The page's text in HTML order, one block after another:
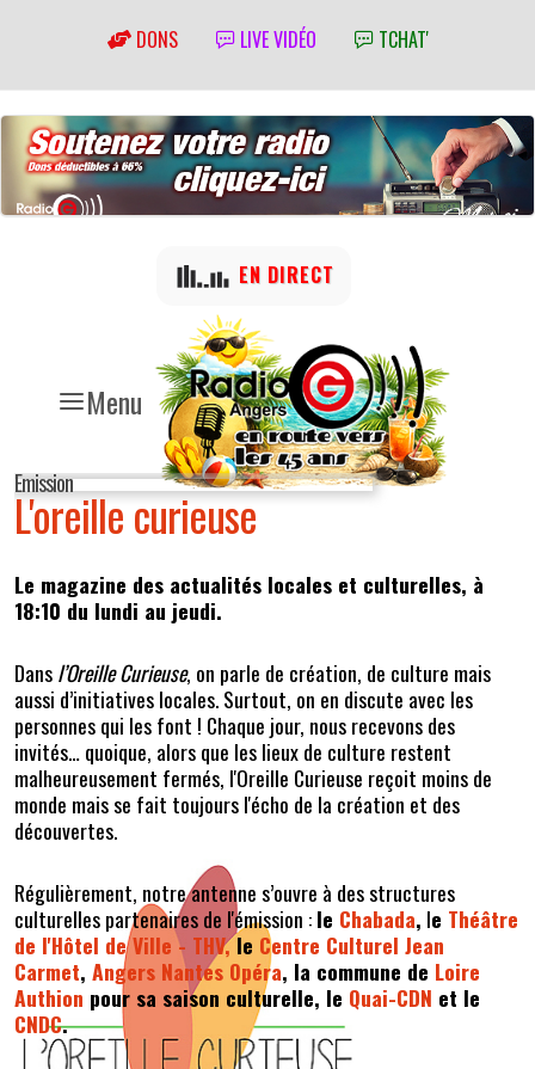
DONS LIVE VIDÉO TCHAT'
Menu
EN DIRECT
Emission
L'oreille curieuse
Le magazine des actualités locales et culturelles, à
18:10 du lundi au jeudi.
Dansl’Oreille Curieuse, on parle de création, de culture mais
aussi d’initiatives locales. Surtout, on en discute avec les
personnes qui les font ! Chaque jour, nous recevons des
invités… quoique, alors que les lieux de culture restent
malheureusement fermés, l'Oreille Curieuse reçoit moins de
monde mais se fait toujours l'écho de la création et des
découvertes.
Régulièrement, notre antenne s’ouvre à des structures
culturelles partenaires de l'émission :le Chabada, le Théâtre
de l'Hôtel de Ville - THV,le Centre Culturel Jean
Carmet, Angers Nantes Opéra, la commune de Loire
Authion pour sa saison culturelle, le Quai-CDN et le
CNDC.